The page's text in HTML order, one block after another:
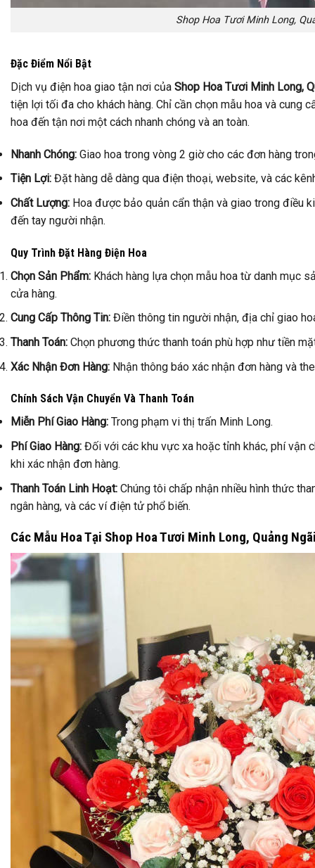
Shop Hoa Tươi Minh Long,
Đặc Điểm Nổi Bật
Dịch vụ điện hoa giao tận nơi của Shop Hoa Tươi Minh Long,
tiện lợi tối đa cho khách hàng. Chỉ cần chọn mẫu hoa và cung
hoa đến tận nơi một cách nhanh chóng và an toàn.
Nhanh Chóng: Giao hoa trong vòng 2 giờ cho các đơn hàng
Tiện Lợi: Đặt hàng dễ dàng qua điện thoại, website, và các
Chất Lượng: Hoa được bảo quản cẩn thận và giao trong điều
đến tay người nhận.
Quy Trình Đặt Hàng Điện Hoa
Chọn Sản Phẩm: Khách hàng lựa chọn mẫu hoa từ danh mục
cửa hàng.
Cung Cấp Thông Tin: Điền thông tin người nhận, địa chỉ giao
Thanh Toán: Chọn phương thức thanh toán phù hợp như tiền
Xác Nhận Đơn Hàng: Nhận thông báo xác nhận đơn hàng và
Chính Sách Vận Chuyển Và Thanh Toán
Miễn Phí Giao Hàng: Trong phạm vi thị trấn Minh Long.
Phí Giao Hàng: Đối với các khu vực xa hoặc tỉnh khác, phí vận
khi xác nhận đơn hàng.
Thanh Toán Linh Hoạt: Chúng tôi chấp nhận nhiều hình thức
ngân hàng, và các ví điện tử phổ biến.
Các Mẫu Hoa Tại Shop Hoa Tươi Minh Long, Quảng